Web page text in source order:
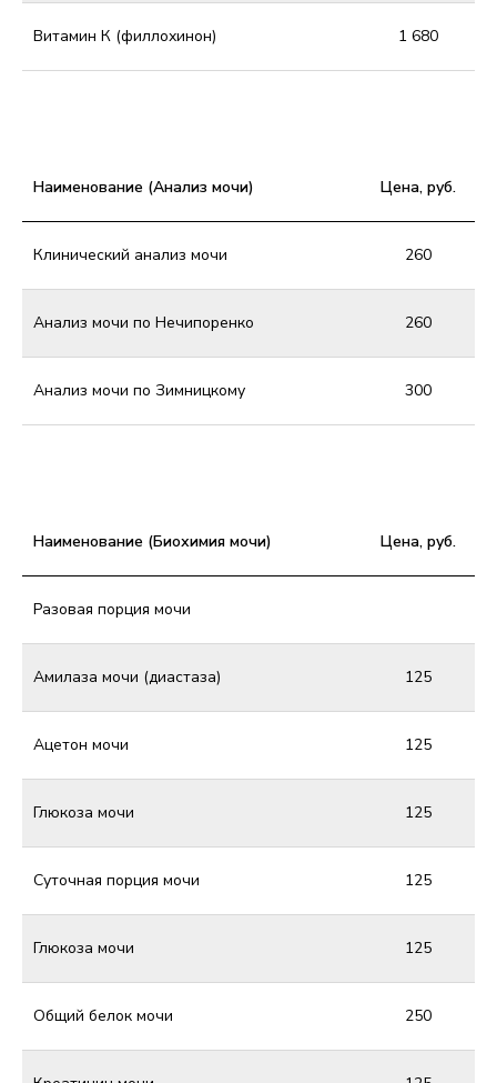
Витамин К (филлохинон) 1 680
Наименование (Анализ мочи) Цена, руб.
Клинический анализ мочи 260
Анализ мочи по Нечипоренко 260
Анализ мочи по Зимницкому 300
Наименование (Биохимия мочи) Цена, руб.
Разовая порция мочи
Амилаза мочи (диастаза) 125
Ацетон мочи 125
Глюкоза мочи 125
Суточная порция мочи 125
Глюкоза мочи 125
Общий белок мочи 250